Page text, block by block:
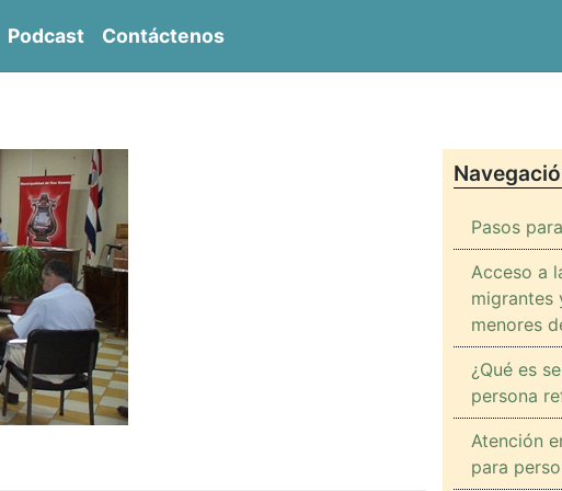
Podcast Contáctenos
Pasos
Acceso a
migrantes
menores
¿Qué es
persona
Atención
para